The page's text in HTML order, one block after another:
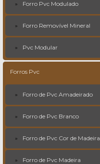
Forro Pvc Modulado
Forro Removível Mineral
Pvc Modular
Forros Pvc
Forro de Pvc Amadeirado
Forro de Pvc Branco
Forro de Pvc Cor de Madeira
Forro de Pvc Madeira